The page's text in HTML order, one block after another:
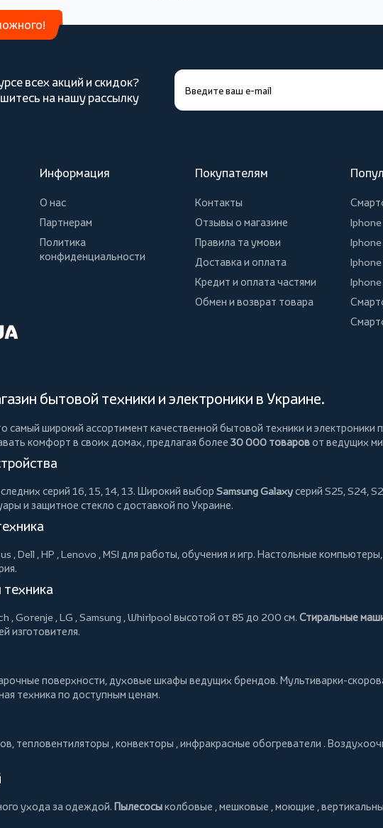
всех акций и скидок?
на нашу рассылку
Информация
О нас
Партнерам
Политика
конфиденциальности
Покупателям
Контакты
Отзывы о магазине
Правила та умови
Доставка и оплата
Кредит и оплата частями
Обмен и возврат товара
бытовой техники и электроники в Украине.
самый широкий ассортимент качественной бытовой техники и
комфорт в своих домах, предлагая более 30 000 товаровот ведущих
серий 16, 15, 14, 13. Широкий выбор Samsung Galaxyсерий S25, S24,
и защитное стекло с доставкой по Украине.
,Dell ,HP ,Lenovo ,MSI для работы, обучения и игр. Настольные компьютеры,
,Gorenje ,LG ,Samsung ,Whirlpool высотой от 85 до 200 см. Стиральные
изготовителя.
поверхности, духовые шкафы ведущих брендов. Мультиварки-
техника по доступным ценам.
тепловентиляторы ,конвекторы ,инфракрасные обогреватели .
ухода за одеждой. Пылесосыколбовые ,мешковые ,моющие ,